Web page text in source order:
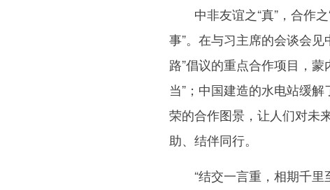
中非友谊之“真”，合作之
事”。在与习主席的会谈会
路”倡议的重点合作项目，
当”；中国建造的水电站缓
荣的合作图景，让人们对未
助、结伴同行。
“结交一言重，相期千里